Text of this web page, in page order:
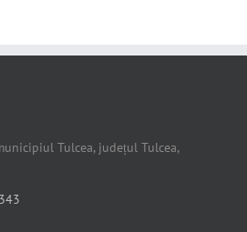
Tulcea, județul Tulcea,